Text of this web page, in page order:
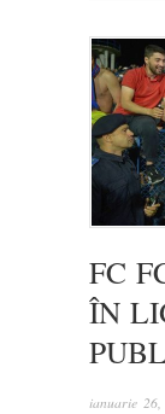
FC
ÎN
ianuarie 26,